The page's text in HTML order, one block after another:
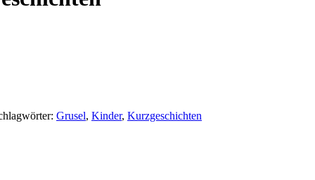
Grusel, Kinder, Kurzgeschichten